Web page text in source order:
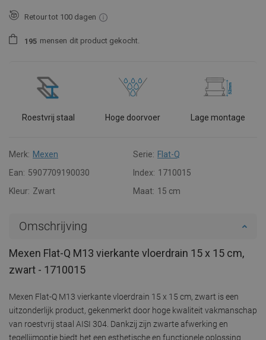
Retour tot 100 dagen
1 95 mensen dit product gekocht.
Roestvrij staal Hoge doorvoer Lage montage
Merk: Mexen Serie: Flat-Q
Ean: 5907709190030 Index: 1710015
Kleur: Zwart Maat: 15 cm
Omschrijving
Mexen Flat-Q M13 vierkante vloerdrain 15 x 15 cm,
zwart - 1710015
Mexen Flat-Q M13 vierkante vloerdrain 15 x 15 cm, zwart is een
uitzonderlijk product, gekenmerkt door hoge kwaliteit vakmanschap
van roestvrij staal AISI 304. Dankzij zijn zwarte afwerking en
tegellijmoptie biedt het een esthetische en functionele oplossing